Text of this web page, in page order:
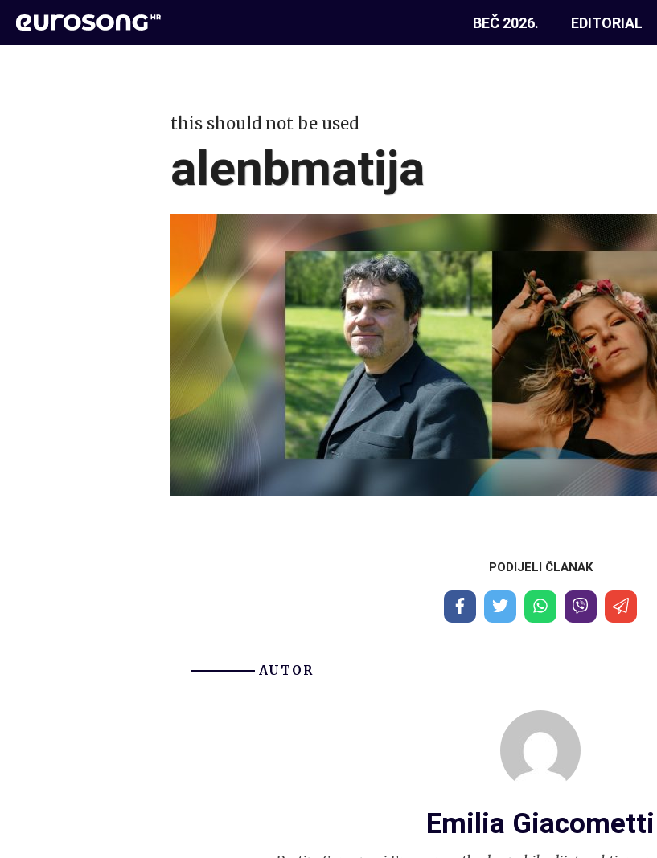
BEČ 2026. EDITORIAL
this should not be used
alenbmatija
PODIJELI ČLANAK
AUTOR
Emilia Giacometti